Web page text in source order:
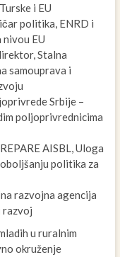
i EU
politika, ENRD i
EU
Stalna
samouprava i
Srbije –
poljoprivrednicima
AISBL, Uloga
politika za
razvojna agencija
razvoj
u ruralnim
okruženje